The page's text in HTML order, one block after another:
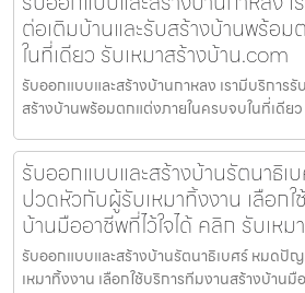
ต่อเติมบ้านและรับสร้างบ้านพร้อ
ในที่เดียว รับเหมาสร้างบ้าน.com
รับออกแบบและสร้างบ้านกาหลง เรามีบริการรั
สร้างบ้านพร้อมตกแต่งภายในครบจบในที่เดียว
รับออกแบบและสร้างบ้านรัตนาธิ
ปวดหัวกับผู้รับเหมาทิ้งงาน เลือก
บ้านมืออาชีพที่ไว้ใจได้ คลิก รับเห
รับออกแบบและสร้างบ้านรัตนาธิเบศร์ หมดปั
เหมาทิ้งงาน เลือกใช้บริการทีมงานสร้างบ้านมื